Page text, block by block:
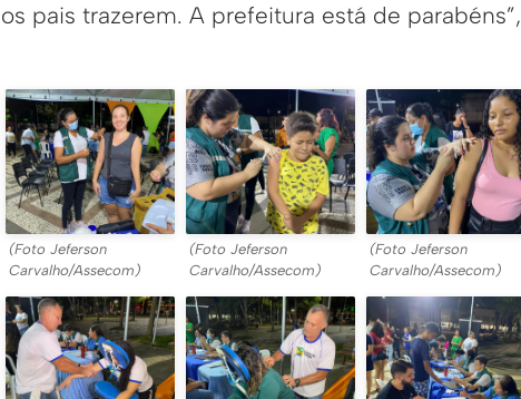
pais trazerem. A prefeitura está de parabéns”,
(Foto Jeferson
Carvalho/Assecom)
(Foto Jeferson
Carvalho/Assecom)
(Foto Jeferson
Carvalho/Assecom)